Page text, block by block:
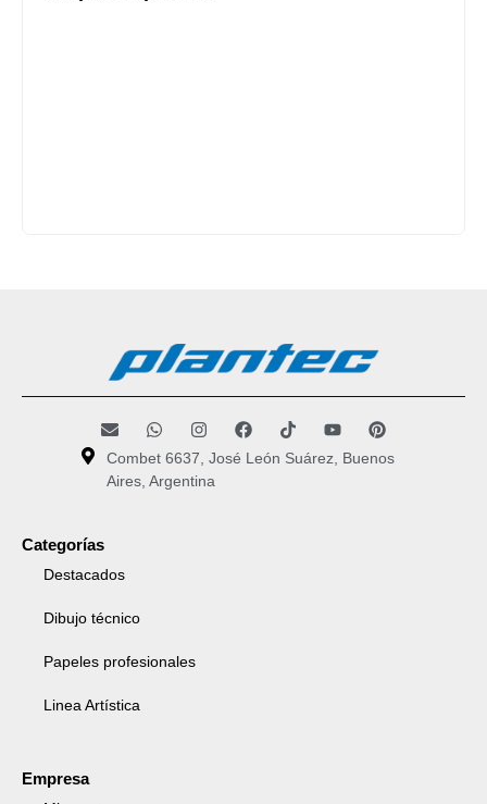
Combet 6637, José León Suárez, Buenos
Aires, Argentina
Categorías
Destacados
Dibujo técnico
Papeles profesionales
Linea Artística
Empresa